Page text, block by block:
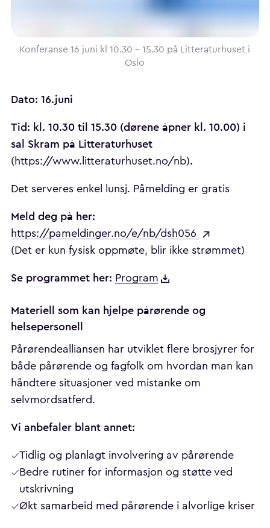
Konferanse 16 juni kl 10.30 - 15.30 på Litteraturhuset i
Oslo
Dato: 16.juni
Tid: kl. 10.30 til 15.30 (dørene åpner kl. 10.00) i
sal Skram på Litteraturhuset
(https://www.litteraturhuset.no/nb).
Det serveres enkel lunsj. Påmelding er gratis
Meld deg på her:
https://pameldinger.no/e/nb/dsh056
(Det er kun fysisk oppmøte, blir ikke strømmet)
Se programmet her: Program
Materiell som kan hjelpe pårørende og
helsepersonell
Pårørendealliansen har utviklet flere brosjyrer for
både pårørende og fagfolk om hvordan man kan
håndtere situasjoner ved mistanke om
selvmordsatferd.
Vi anbefaler blant annet:
Tidlig og planlagt involvering av pårørende
Bedre rutiner for informasjon og støtte ved
utskrivning
Økt samarbeid med pårørende i alvorlige kriser